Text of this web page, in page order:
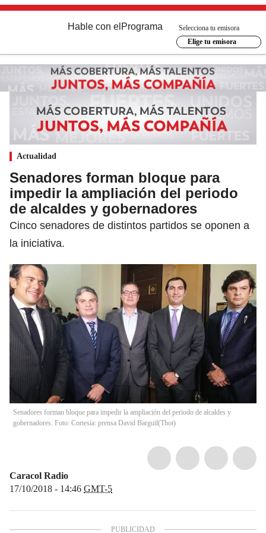
Hable con el Programa
Selecciona tu emisora
Elige tu emisora
Actualidad
Senadores forman bloque para
impedir la ampliación del periodo
de alcaldes y gobernadores
Cinco senadores de distintos partidos se oponen a
la iniciativa.
Senadores forman bloque para impedir la ampliación del periodo de alcaldes y
gobernadores. Foto: Cortesía: prensa David Barguil(Thot)
Caracol Radio
17/10/2018 - 14:46 GMT-5